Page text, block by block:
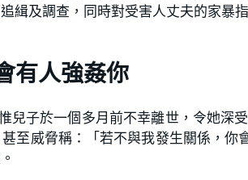
緝及調查，同時對受害人丈夫的家暴
有人強姦你
子於一個多月前不幸離世，令她深
至威脅稱：「若不與我發生關係，你